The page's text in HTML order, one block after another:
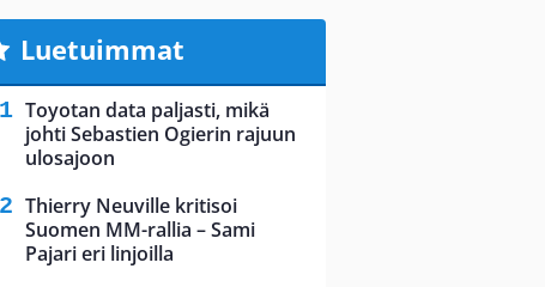
Luetuimmat
Toyotan data paljasti, mikä
johti Sebastien Ogierin rajuun
ulosajoon
Thierry Neuville kritisoi
Suomen MM-rallia – Sami
Pajari eri linjoilla